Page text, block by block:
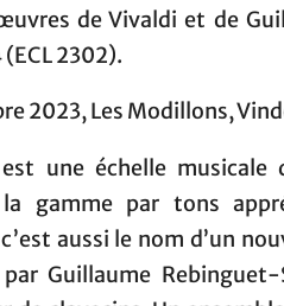
de Vivaldi et de
2302).
2023, Les Modillons,
une échelle musicale
la gamme par tons
aussi le nom d’un
Guillaume